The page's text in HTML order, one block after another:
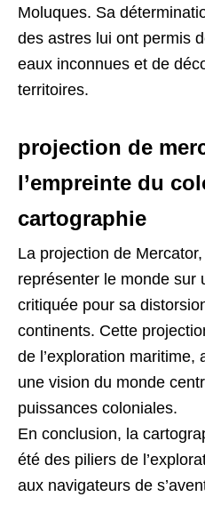
Moluques. Sa
des astres lui ont permis
eaux inconnues et de
territoires.
projection de
l’empreinte du
cartographie
La projection de
représenter le monde sur
critiquée pour sa
continents. Cette
de l’exploration maritime,
une vision du monde
puissances coloniales.
En conclusion, la
été des piliers de
aux navigateurs de